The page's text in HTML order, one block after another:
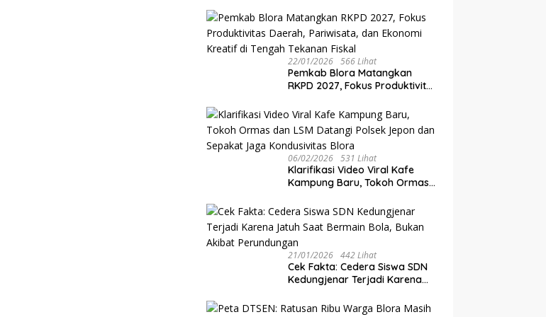
Raden Tumenggung oleh
Mangkunegoro X di Pura
Mangkunegaran
22/01/2026 566 Lihat
‎Pemkab Blora Matangkan
RKPD 2027, Fokus Produktivitas
Ekonomi Kreatif di Tengah
Tekanan Fiskal
06/02/2026 531 Lihat
‎Klarifikasi Video Viral Kafe
Kampung Baru, Tokoh Ormas
dan Sepakat Jaga
Kondusivitas Blora
21/01/2026 442 Lihat
Cek Fakta: Cedera Siswa SDN
Kedungjenar Terjadi Karena
Bukan Akibat Perundungan ‎